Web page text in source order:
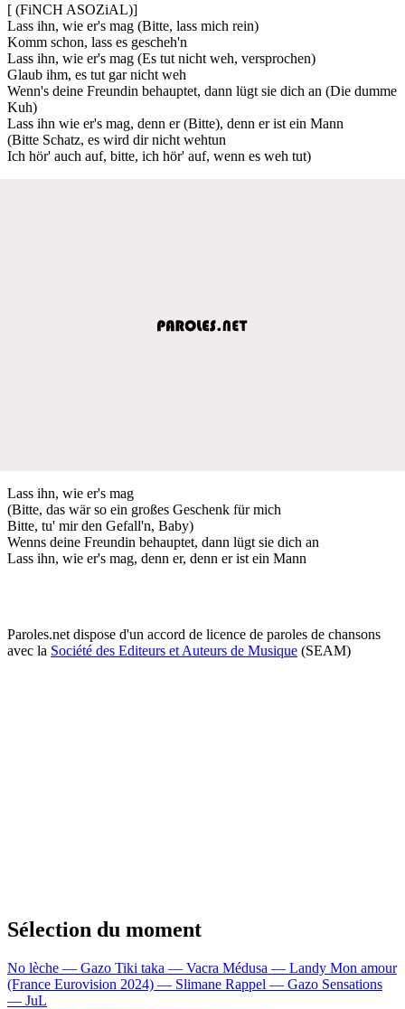
[ (FiNCH ASOZiAL)]
Lass ihn, wie er's mag (Bitte, lass mich rein)
Komm schon, lass es gescheh'n
Lass ihn, wie er's mag (Es tut nicht weh, versprochen)
Glaub ihm, es tut gar nicht weh
Wenn's deine Freundin behauptet, dann lügt sie dich an (Die dumme
Kuh)
Lass ihn wie er's mag, denn er (Bitte), denn er ist ein Mann
(Bitte Schatz, es wird dir nicht wehtun
Ich hör' auch auf, bitte, ich hör' auf, wenn es weh tut)
Lass ihn, wie er's mag
(Bitte, das wär so ein großes Geschenk für mich
Bitte, tu' mir den Gefall'n, Baby)
Wenns deine Freundin behauptet, dann lügt sie dich an
Lass ihn, wie er's mag, denn er, denn er ist ein Mann
Paroles.net dispose d'un accord de licence de paroles de chansons
avec la Société des Editeurs et Auteurs de Musique (SEAM)
Sélection du moment
No lèche — Gazo Tiki taka — Vacra Médusa — Landy Mon amour
(France Eurovision 2024) — Slimane Rappel — Gazo Sensations
— JuL